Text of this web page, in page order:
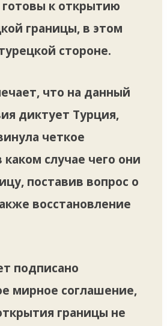
к открытию
границы, в этом
стороне.
что на данный
диктует Турция,
четкое
случае чего они
поставив вопрос о
восстановление
подписано
мирное соглашение,
границы не